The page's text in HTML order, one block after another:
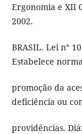
Ergonomia e XII
2002.
BRASIL. Lei n°
Estabelece
promoção da
deficiência ou
providências.